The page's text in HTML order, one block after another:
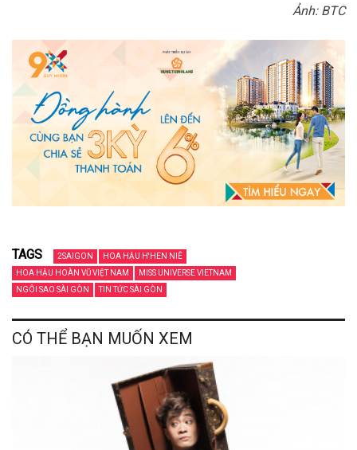
Ảnh: BTC
TAGS 2SAIGON
HOA HẬU H'HEN NIÊ
HOA HẬU HOÀN VŨ VIỆT NAM
MISS UNIVERSE VIETNAM
NGÔI SAO SÀI GÒN
TIN TỨC SÀI GÒN
CÓ THỂ BẠN MUỐN XEM